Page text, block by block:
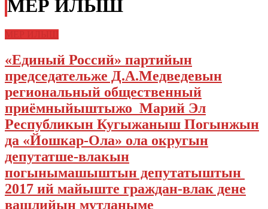
МЕР ИЛЫШ
«Единый Россий» партийын
председательже Д.А.Медведевын
региональный общественный
приёмныйыштыжо Марий Эл
Республикын Кугыжаныш Погынжын
да «Йошкар-Ола» ола округын
депутатше-влакын
погынымашыштын депутатыштын
2017 ий майыште граждан-влак дене
вашлийын мутланыме